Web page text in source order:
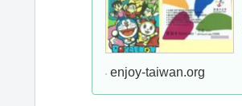
enjoy-taiwan.org